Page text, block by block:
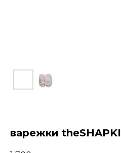
варежки theSHAPKI